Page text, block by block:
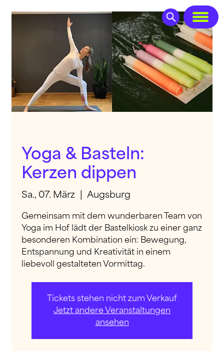
Yoga & Basteln:
Kerzen dippen
Sa., 07. März
  |
Augsburg
Gemeinsam mit dem wunderbaren Team von
Yoga im Hof lädt der Bastelkiosk zu einer ganz
besonderen Kombination ein: Bewegung,
Entspannung und Kreativität in einem
liebevoll gestalteten Vormittag.
Tickets stehen nicht zum Verkauf
Jetzt andere Veranstaltungen
ansehen